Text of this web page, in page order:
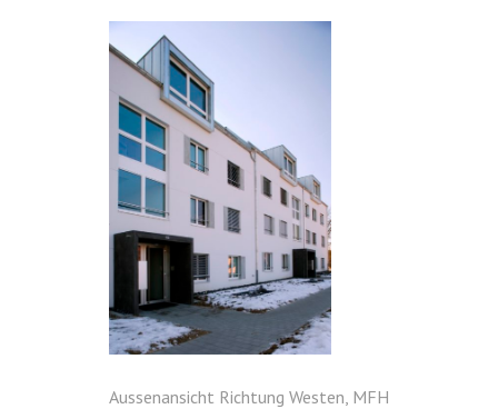
Aussenansicht Richtung Westen, MFH